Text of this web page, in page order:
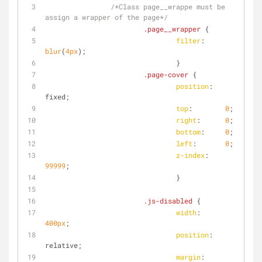
/*Class page__wrappe must be
assign a wrapper of the page*/
.page__wrapper {
filter
blur(4px);
				}
.page-cover {
position:
fixed;
top: 0;
right : 0;
bottom: 0;
left : 0;
z-index
99999;
				}
.js-disabled {
width
400px;
position:
relative;
margin